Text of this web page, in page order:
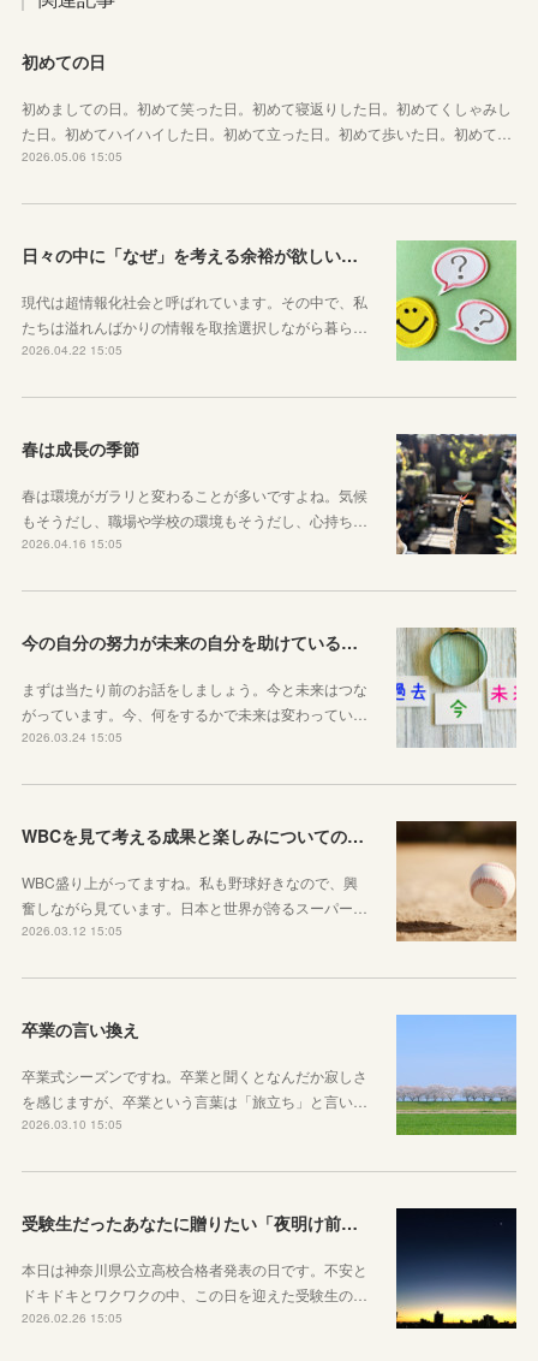
初めての日
初めましての日。初めて笑った日。初めて寝返りした日。初めてくしゃみし
た日。初めてハイハイした日。初めて立った日。初めて歩いた日。初めて…
2026.05.06 15:05
日々の中に「なぜ」を考える余裕が欲しい子どもたちへ
現代は超情報化社会と呼ばれています。その中で、私
たちは溢れんばかりの情報を取捨選択しながら暮ら…
2026.04.22 15:05
春は成長の季節
春は環境がガラリと変わることが多いですよね。気候
もそうだし、職場や学校の環境もそうだし、心持ち…
2026.04.16 15:05
今の自分の努力が未来の自分を助けているという感覚を持とう！
まずは当たり前のお話をしましょう。今と未来はつな
がっています。今、何をするかで未来は変わってい…
2026.03.24 15:05
WBCを見て考える成果と楽しみについてのお話
WBC盛り上がってますね。私も野球好きなので、興
奮しながら見ています。日本と世界が誇るスーパー…
2026.03.12 15:05
卒業の言い換え
卒業式シーズンですね。卒業と聞くとなんだか寂しさ
を感じますが、卒業という言葉は「旅立ち」と言い…
2026.03.10 15:05
受験生だったあなたに贈りたい「夜明け前」のお話
本日は神奈川県公立高校合格者発表の日です。不安と
ドキドキとワクワクの中、この日を迎えた受験生の…
2026.02.26 15:05